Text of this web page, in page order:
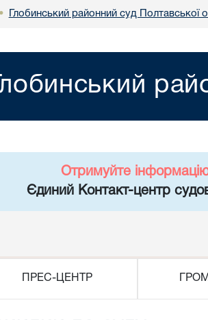
• Глобинський районний суд Полтавської
Отримуйте
Єдиний Контакт-центр
ПРЕС-ЦЕНТР